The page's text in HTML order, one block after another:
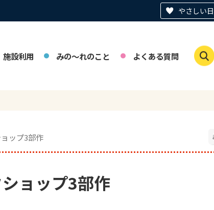
やさしい
施設利用 みの～れのこと よくある質問
ップ3部作
ョップ3部作